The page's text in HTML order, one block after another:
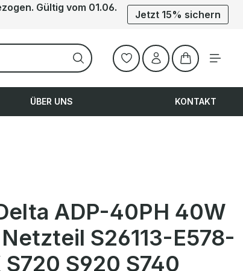
Gültig vom 01.06.
Jetzt 15% sichern
Warenkorb
ÜBER UNS KONTAKT
ADP-40PH 40W
S26113-E578-
S920 S740